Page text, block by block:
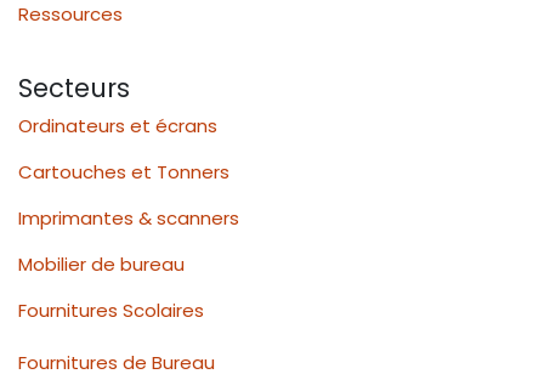
Ressources
Secteurs
Ordinateurs et écrans
Cartouches et Tonners
Imprimantes & scanners
Mobilier de bureau
Fournitures Scolaires
Fournitures de Bureau